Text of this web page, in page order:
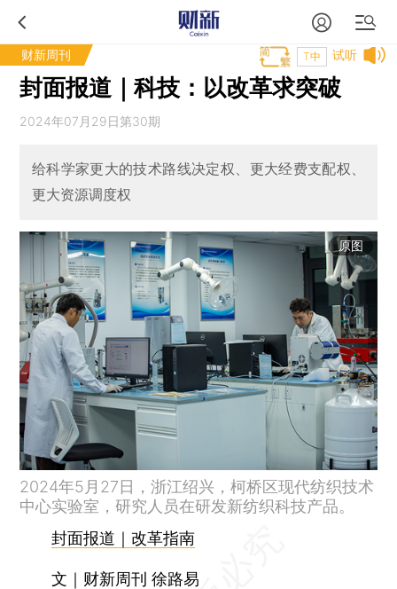
财新周刊 试听
T中
封面报道｜科技：以改革求突破
2024年07月29日第30期
给科学家更大的技术路线决定权、更大经费支配权、
更大资源调度权
原图
2024年5月27日，浙江绍兴，柯桥区现代纺织技术
中心实验室，研究人员在研发新纺织科技产品。
封面报道｜改革指南
文｜财新周刊 徐路易